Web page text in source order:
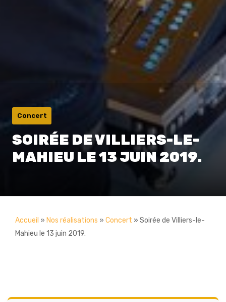
Concert
SOIRÉE DE VILLIERS-LE-
MAHIEU LE 13 JUIN 2019.
Accueil » Nos réalisations » Concert » Soirée de Villiers-le-
Mahieu le 13 juin 2019.